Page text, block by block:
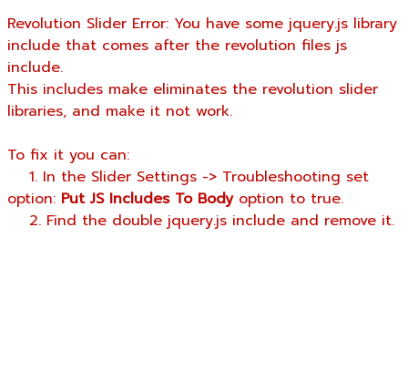
Revolution Slider Error: You have some jquery.js library
include that comes after the revolution files js
include.
This includes make eliminates the revolution slider
libraries, and make it not work.
To fix it you can:
1. In the Slider Settings -> Troubleshooting set
option: Put JS Includes To Bodyoption to true.
2. Find the double jquery.js include and remove it.